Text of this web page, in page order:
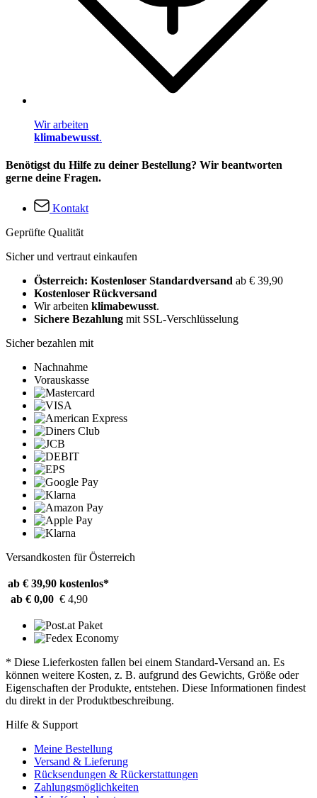
Wir arbeiten
klimabewusst.
Benötigst du Hilfe zu deiner Bestellung? Wir beantworten
gerne deine Fragen.
Kontakt
Geprüfte Qualität
Sicher und vertraut einkaufen
Österreich: Kostenloser Standardversand ab € 39,90
Kostenloser Rückversand
Wir arbeiten klimabewusst.
Sichere Bezahlung mit SSL-Verschlüsselung
Sicher bezahlen mit
Nachnahme
Vorauskasse
Versandkosten für Österreich
ab € 39,90 kostenlos*
ab € 0,00 € 4,90
* Diese Lieferkosten fallen bei einem Standard-Versand an. Es
können weitere Kosten, z. B. aufgrund des Gewichts, Größe oder
Eigenschaften der Produkte, entstehen. Diese Informationen findest
du direkt in der Produktbeschreibung.
Hilfe & Support
Meine Bestellung
Versand & Lieferung
Rücksendungen & Rückerstattungen
Zahlungsmöglichkeiten